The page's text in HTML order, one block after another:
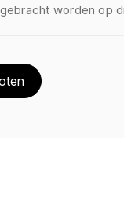
worden op